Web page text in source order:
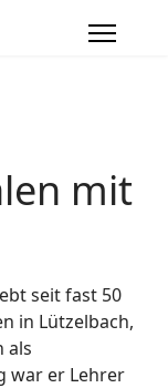
mit
seit fast 50
in Lützelbach,
als
war er Lehrer